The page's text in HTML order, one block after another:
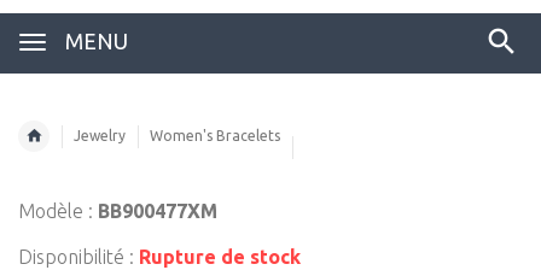
MENU
Jewelry Women's Bracelets
Modèle : BB900477XM
Disponibilité : Rupture de stock